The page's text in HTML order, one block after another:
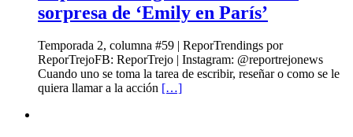
sorpresa de ‘Emily en París’
Temporada 2, columna #59 | ReporTrendings por
ReporTrejoFB: ReporTrejo | Instagram: @reportrejonews
Cuando uno se toma la tarea de escribir, reseñar o como se le
quiera llamar a la acción […]